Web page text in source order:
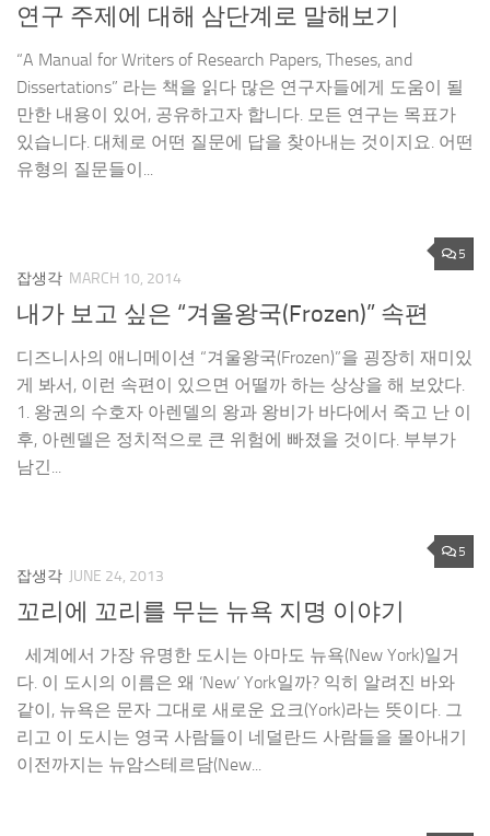
연구 주제에 대해 삼단계로 말해보기
“A Manual for Writers of Research Papers, Theses, and
Dissertations” 라는 책을 읽다 많은 연구자들에게 도움이 될
만한 내용이 있어, 공유하고자 합니다. 모든 연구는 목표가
있습니다. 대체로 어떤 질문에 답을 찾아내는 것이지요. 어떤
유형의 질문들이...
5
잡생각 MARCH 10, 2014
내가 보고 싶은 “겨울왕국(Frozen)” 속편
디즈니사의 애니메이션 “겨울왕국(Frozen)”을 굉장히 재미있
게 봐서, 이런 속편이 있으면 어떨까 하는 상상을 해 보았다.
1. 왕권의 수호자 아렌델의 왕과 왕비가 바다에서 죽고 난 이
후, 아렌델은 정치적으로 큰 위험에 빠졌을 것이다. 부부가
남긴...
5
잡생각 JUNE 24, 2013
꼬리에 꼬리를 무는 뉴욕 지명 이야기
세계에서 가장 유명한 도시는 아마도 뉴욕(New York)일거
다. 이 도시의 이름은 왜 ‘New’ York일까? 익히 알려진 바와
같이, 뉴욕은 문자 그대로 새로운 요크(York)라는 뜻이다. 그
리고 이 도시는 영국 사람들이 네덜란드 사람들을 몰아내기
이전까지는 뉴암스테르담(New...